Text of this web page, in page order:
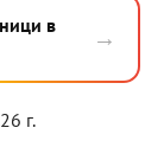
в
→
г.